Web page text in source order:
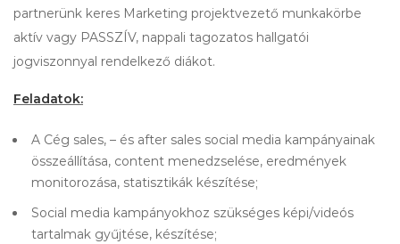
partnerünk keres Marketing projektvezető munkakörbe
aktív vagy PASSZÍV, nappali tagozatos hallgatói
jogviszonnyal rendelkező diákot.
Feladatok:
A Cég sales, – és after sales social media kampányainak
összeállítása, content menedzselése, eredmények
monitorozása, statisztikák készítése;
Social media kampányokhoz szükséges képi/videós
tartalmak gyűjtése, készítése;